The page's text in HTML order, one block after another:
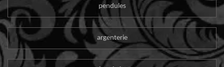
pendules
argenterie